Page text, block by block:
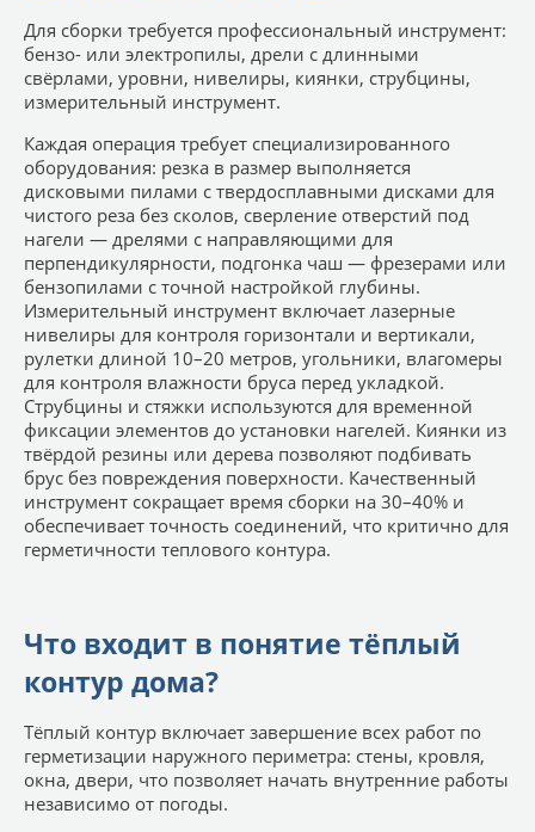
Для сборки требуется профессиональный инструмент:
бензо- или электропилы, дрели с длинными
свёрлами, уровни, нивелиры, киянки, струбцины,
измерительный инструмент.
Каждая операция требует специализированного
оборудования: резка в размер выполняется
дисковыми пилами с твердосплавными дисками для
чистого реза без сколов, сверление отверстий под
нагели — дрелями с направляющими для
перпендикулярности, подгонка чаш — фрезерами или
бензопилами с точной настройкой глубины.
Измерительный инструмент включает лазерные
нивелиры для контроля горизонтали и вертикали,
рулетки длиной 10–20 метров, угольники, влагомеры
для контроля влажности бруса перед укладкой.
Струбцины и стяжки используются для временной
фиксации элементов до установки нагелей. Киянки из
твёрдой резины или дерева позволяют подбивать
брус без повреждения поверхности. Качественный
инструмент сокращает время сборки на 30–40% и
обеспечивает точность соединений, что критично для
герметичности теплового контура.
Что входит в понятие тёплый
контур дома?
Тёплый контур включает завершение всех работ по
герметизации наружного периметра: стены, кровля,
окна, двери, что позволяет начать внутренние работы
независимо от погоды.